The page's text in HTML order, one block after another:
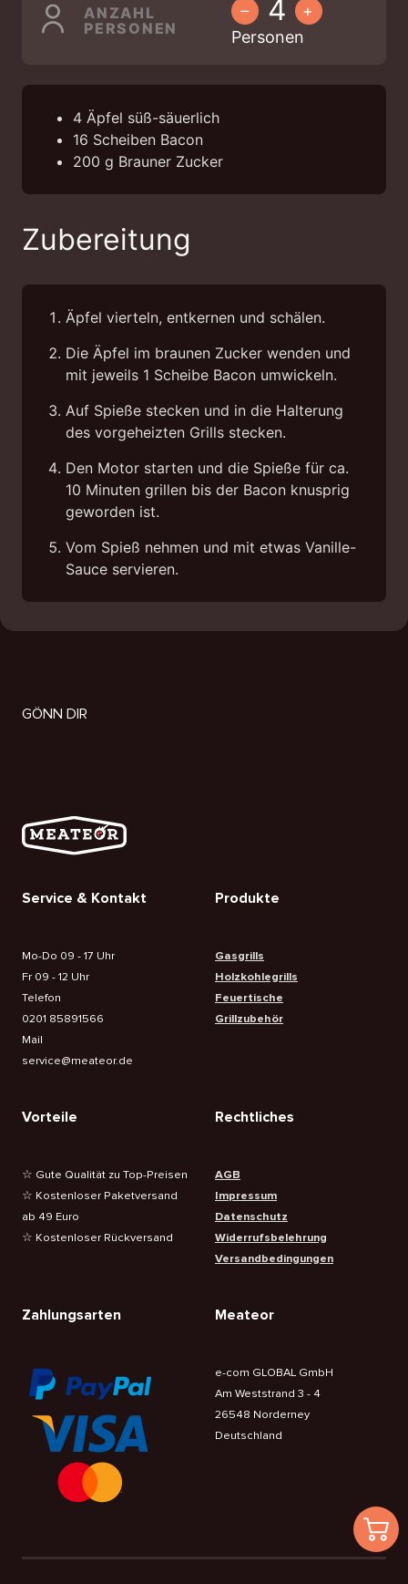
4 Äpfel süß-säuerlich
16 Scheiben Bacon
200 g Brauner Zucker
ANZAHL
PERSONEN
–
+
Personen
Zubereitung
Äpfel vierteln, entkernen und schälen.
Die Äpfel im braunen Zucker wenden und
mit jeweils 1 Scheibe Bacon umwickeln.
Auf Spieße stecken und in die Halterung
des vorgeheizten Grills stecken.
Den Motor starten und die Spieße für ca.
10 Minuten grillen bis der Bacon knusprig
geworden ist.
Vom Spieß nehmen und mit etwas Vanille-
Sauce servieren.
GÖNN DIR
Service & Kontakt
Mo-Do 09 - 17 Uhr
Fr 09 - 12 Uhr
Telefon
0201 85891566
Mail
service@meateor.de
Produkte
Gasgrills
Holzkohlegrills
Feuertische
Grillzubehör
Vorteile
☆ Gute Qualität zu Top-Preisen
☆ Kostenloser Paketversand
ab 49 Euro
☆ Kostenloser Rückversand
Rechtliches
AGB
Impressum
Datenschutz
Widerrufsbelehrung
Versandbedingungen
Zahlungsarten Meateor
e-com GLOBAL GmbH
Am Weststrand 3 - 4
26548 Norderney
Deutschland